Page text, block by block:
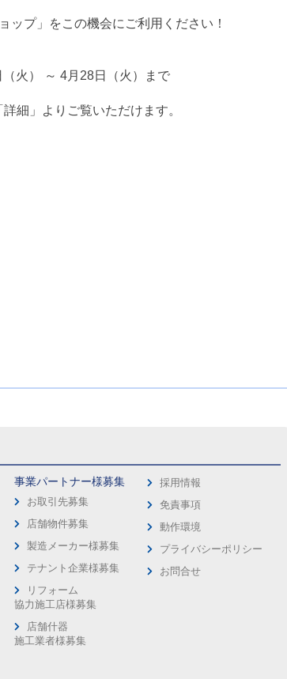
ップ」をこの機会にご利用ください！
火） ～ 4月28日（火）まで
細」よりご覧いただけます。
事業パートナー様募集
お取引先募集
店舗物件募集
製造メーカー様募集
テナント企業様募集
リフォーム
協力施工店様募集
店舗什器
施工業者様募集
採用情報
免責事項
動作環境
プライバシーポリシー
お問合せ